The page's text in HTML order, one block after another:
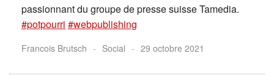
passionnant du groupe de presse suisse Tamedia.
#potpourri #webpublishing
Francois Brutsch - Social - 29 octobre 2021